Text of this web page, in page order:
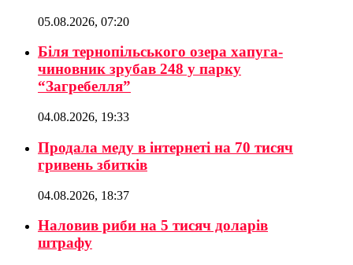
05.08.2026, 07:20
Біля тернопільського озера хапуга-
чиновник зрубав 248 у парку
“Загребелля”
04.08.2026, 19:33
Продала меду в інтернеті на 70 тисяч
гривень збитків
04.08.2026, 18:37
Наловив риби на 5 тисяч доларів
штрафу